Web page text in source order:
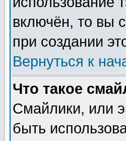
включён, то вы
при создании
Вернуться к
Что такое
Смайлики, или
быть